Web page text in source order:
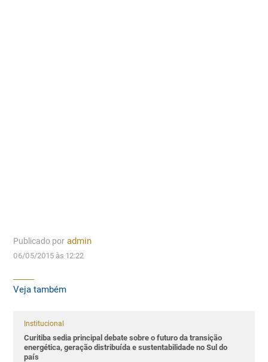
Publicado por admin
06/05/2015 às 12:22
Veja também
Institucional
Curitiba sedia principal debate sobre o futuro da transição
energética, geração distribuída e sustentabilidade no Sul do
país